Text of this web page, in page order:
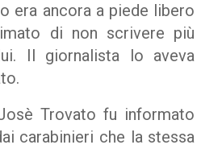
era ancora a piede libero
di non scrivere più
Il giornalista lo aveva
Trovato fu informato
carabinieri che la stessa